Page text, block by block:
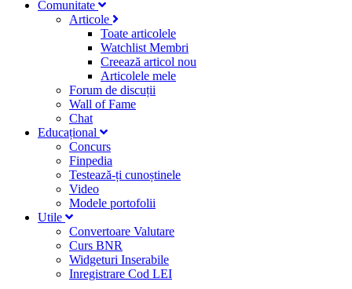
Comunitate
Articole
Toate articolele
Watchlist Membri
Creează articol nou
Articolele mele
Forum de discuții
Wall of Fame
Chat
Educațional
Concurs
Finpedia
Testează-ți cunoștinele
Video
Modele portofolii
Utile
Convertoare Valutare
Curs BNR
Widgeturi Inserabile
Inregistrare Cod LEI